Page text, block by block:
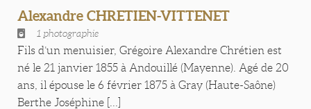
Alexandre CHRETIEN-VITTENET
1 photographie
Fils d’un menuisier, Grégoire Alexandre Chrétien est
né le 21 janvier 1855 à Andouillé (Mayenne). Agé de 20
ans, il épouse le 6 février 1875 à Gray (Haute-Saône)
Berthe Joséphine [...]